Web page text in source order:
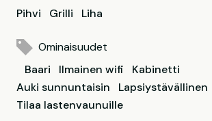
Pihvi
Grilli Liha
Ominaisuudet
Baari
Ilmainen wifi
Kabinetti
Auki sunnuntaisin
Lapsiystävällinen
Tilaa lastenvaunuille